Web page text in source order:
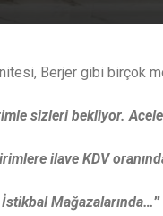
Berjer gibi birçok
sizleri bekliyor.
ilave KDV
Mağazalarında…”